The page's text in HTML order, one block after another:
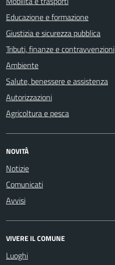
Educazione e formazione
Giustizia e sicurezza pubblica
Tributi, finanze e contravvenzioni
Ambiente
Salute, benessere e assistenza
Autorizzazioni
Agricoltura e pesca
NOVITÀ
Notizie
Comunicati
Avvisi
VIVERE IL COMUNE
Luoghi